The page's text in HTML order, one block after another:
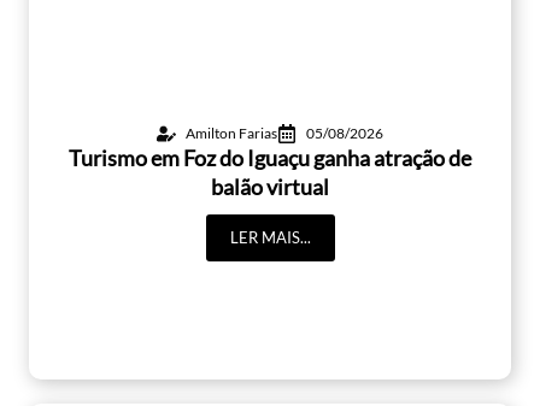
Amilton Farias 05/08/2026
Turismo em Foz do Iguaçu ganha atração de
balão virtual
LER MAIS...